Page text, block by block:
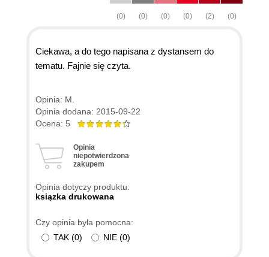
(0)
(2)
(0)
(0)
(0)
(0)
Ciekawa, a do tego napisana z dystansem do
tematu. Fajnie się czyta.
Opinia: M.
Opinia dodana: 2015-09-22
Ocena: 5
Opinia
niepotwierdzona
zakupem
Opinia dotyczy produktu:
ksiązka drukowana
Czy opinia była pomocna:
TAK (0) NIE (0)